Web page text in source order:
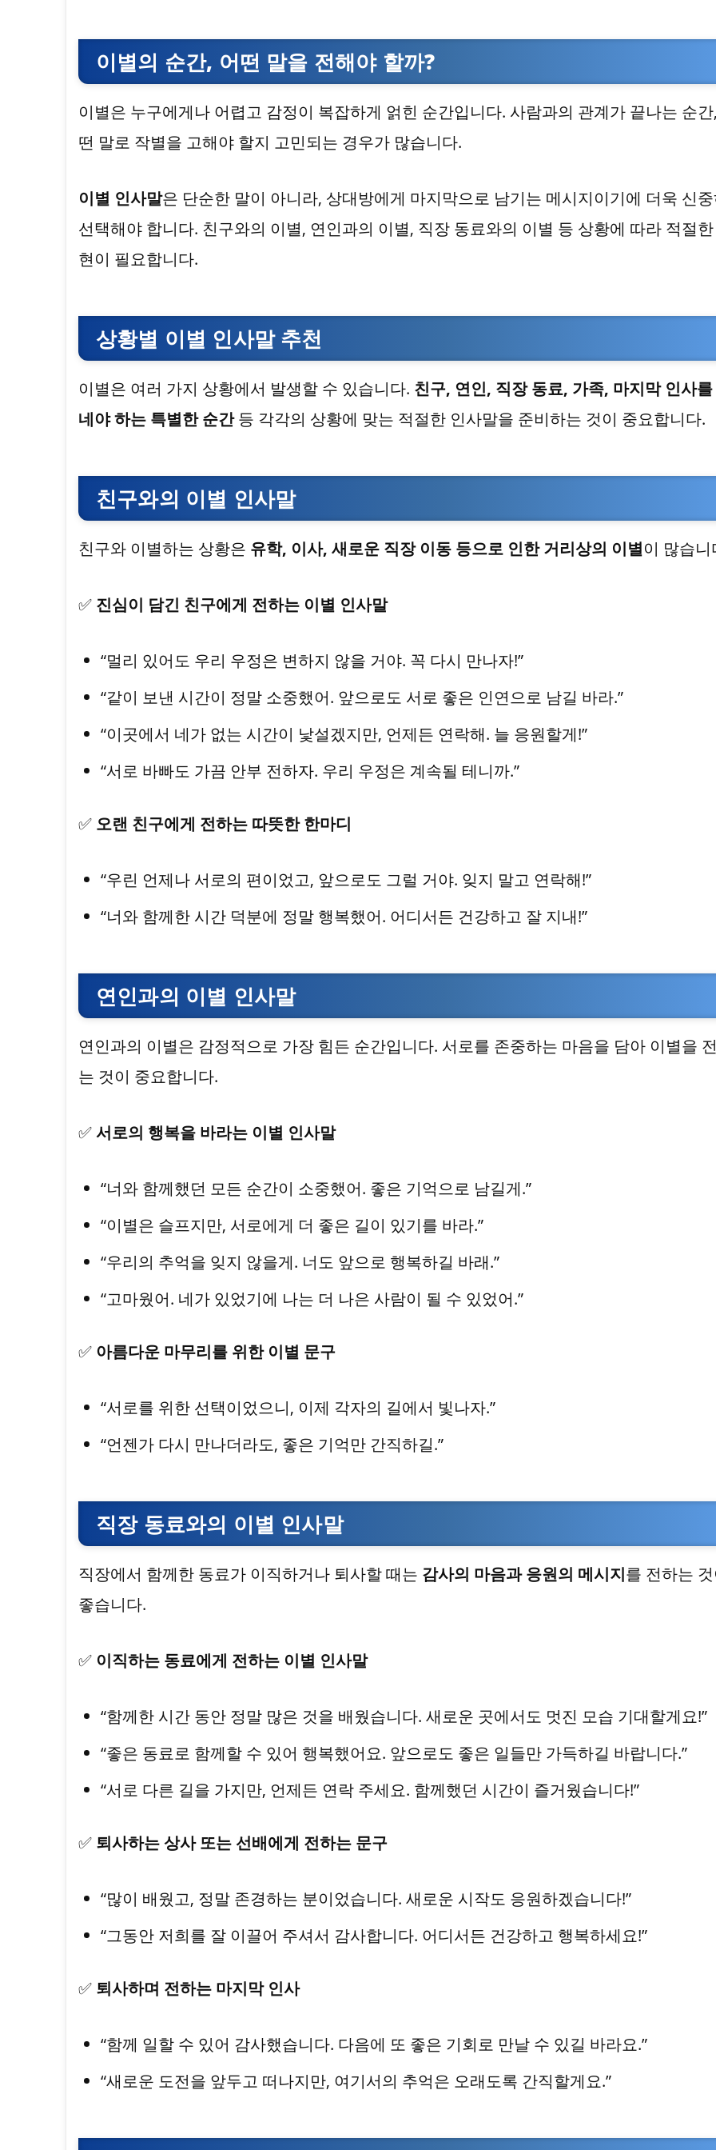
이별의 순간, 어떤 말을 전해야 할까?
이별은 누구에게나 어렵고 감정이 복잡하게 얽힌 순간입니다. 사람과의 관계가 끝나는 순
떤 말로 작별을 고해야 할지 고민되는 경우가 많습니다.
이별 인사말은 단순한 말이 아니라, 상대방에게 마지막으로 남기는 메시지이기에 더욱 신
선택해야 합니다. 친구와의 이별, 연인과의 이별, 직장 동료와의 이별 등 상황에 따라 적절
현이 필요합니다.
상황별 이별 인사말 추천
이별은 여러 가지 상황에서 발생할 수 있습니다. 친구, 연인, 직장 동료, 가족, 마지막 인사
네야 하는 특별한 순간등 각각의 상황에 맞는 적절한 인사말을 준비하는 것이 중요합니다.
친구와의 이별 인사말
친구와 이별하는 상황은 유학, 이사, 새로운 직장 이동 등으로 인한 거리상의 이별이 많습니
✅ 진심이 담긴 친구에게 전하는 이별 인사말
“멀리 있어도 우리 우정은 변하지 않을 거야. 꼭 다시 만나자!”
“같이 보낸 시간이 정말 소중했어. 앞으로도 서로 좋은 인연으로 남길 바라.”
“이곳에서 네가 없는 시간이 낯설겠지만, 언제든 연락해. 늘 응원할게!”
“서로 바빠도 가끔 안부 전하자. 우리 우정은 계속될 테니까.”
✅ 오랜 친구에게 전하는 따뜻한 한마디
“우린 언제나 서로의 편이었고, 앞으로도 그럴 거야. 잊지 말고 연락해!”
“너와 함께한 시간 덕분에 정말 행복했어. 어디서든 건강하고 잘 지내!”
연인과의 이별 인사말
연인과의 이별은 감정적으로 가장 힘든 순간입니다. 서로를 존중하는 마음을 담아 이별을
는 것이 중요합니다.
✅ 서로의 행복을 바라는 이별 인사말
“너와 함께했던 모든 순간이 소중했어. 좋은 기억으로 남길게.”
“이별은 슬프지만, 서로에게 더 좋은 길이 있기를 바라.”
“우리의 추억을 잊지 않을게. 너도 앞으로 행복하길 바래.”
“고마웠어. 네가 있었기에 나는 더 나은 사람이 될 수 있었어.”
✅ 아름다운 마무리를 위한 이별 문구
“서로를 위한 선택이었으니, 이제 각자의 길에서 빛나자.”
“언젠가 다시 만나더라도, 좋은 기억만 간직하길.”
직장 동료와의 이별 인사말
직장에서 함께한 동료가 이직하거나 퇴사할 때는 감사의 마음과 응원의 메시지를 전하는
좋습니다.
✅ 이직하는 동료에게 전하는 이별 인사말
“함께한 시간 동안 정말 많은 것을 배웠습니다. 새로운 곳에서도 멋진 모습 기대할게요!”
“좋은 동료로 함께할 수 있어 행복했어요. 앞으로도 좋은 일들만 가득하길 바랍니다.”
“서로 다른 길을 가지만, 언제든 연락 주세요. 함께했던 시간이 즐거웠습니다!”
✅ 퇴사하는 상사 또는 선배에게 전하는 문구
“많이 배웠고, 정말 존경하는 분이었습니다. 새로운 시작도 응원하겠습니다!”
“그동안 저희를 잘 이끌어 주셔서 감사합니다. 어디서든 건강하고 행복하세요!”
✅ 퇴사하며 전하는 마지막 인사
“함께 일할 수 있어 감사했습니다. 다음에 또 좋은 기회로 만날 수 있길 바라요.”
“새로운 도전을 앞두고 떠나지만, 여기서의 추억은 오래도록 간직할게요.”